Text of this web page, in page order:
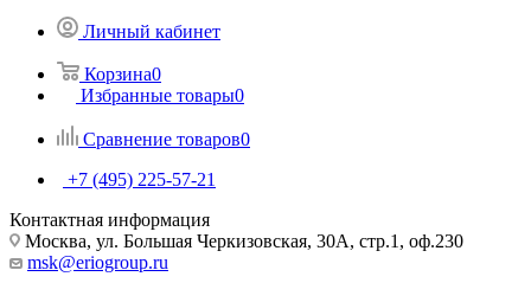
Личный кабинет
Корзина0
Избранные товары0
Сравнение товаров0
+7 (495) 225-57-21
Контактная информация
Москва, ул. Большая Черкизовская, 30А, стр.1, оф.230
msk@eriogroup.ru